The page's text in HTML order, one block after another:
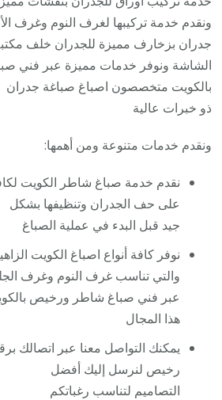
ونقدم خدمة تركيبها لغرف النوم وغرف
جدران بزخارف مميزة للجدران خلف
الشاشة ونوفر خدمات مميزة عبر فني
بالكويت متخصصون اصباغ صباغة جدران
ذو خبرات عالية
ونقدم خدمات متنوعة ومن أهمها:
نقدم خدمة صباغ شاطر الكويت
على حف الجدران وتنظيفها بشكل
جيد قبل البدء في عملية الصباغ
نوفر كافة أنواع اصباغ الكويت
والتي تناسب غرف النوم وغرف
عبر فني صباغ شاطر ورخيص
هذا المجال
يمكنك التواصل معنا عبر اتصالك
رخيص لنرسل إليك أفضل
التصاميم لتناسب رغباتكم